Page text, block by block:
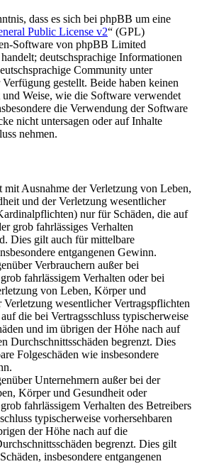
dass es sich bei phpBB um eine
Public License v2“ (GPL)
Software von phpBB Limited
deutschsprachige Informationen
Community unter
Verfügung gestellt. Beide haben keinen
Weise, wie die Software verwendet
die Verwendung der Software
nicht untersagen oder auf Inhalte
nehmen.
mit Ausnahme der Verletzung von Leben,
und der Verletzung wesentlicher
nur für Schäden, die auf
grob fahrlässiges Verhalten
Dies gilt auch für mittelbare
entgangenen Gewinn.
Verbrauchern außer bei
fahrlässigem Verhalten oder bei
von Leben, Körper und
Verletzung wesentlicher Vertragspflichten
die bei Vertragsschluss typischerweise
und im übrigen der Höhe nach auf
Durchschnittsschäden begrenzt. Dies
Folgeschäden wie insbesondere
Unternehmern außer bei der
Körper und Gesundheit oder
fahrlässigem Verhalten des Betreibers
typischerweise vorhersehbaren
der Höhe nach auf die
begrenzt. Dies gilt
insbesondere entgangenen